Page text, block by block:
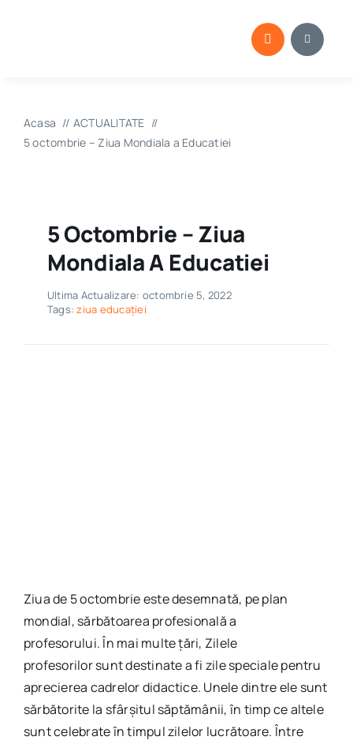
Acasa
ACTUALITATE
5 octombrie – Ziua Mondiala a Educatiei
5 Octombrie – Ziua
Mondiala A Educatiei
Ultima Actualizare: octombrie 5, 2022
Tags:ziua educației
Ziua de 5 octombrie este desemnată, pe plan
mondial, sărbătoarea profesională a
profesorului. În mai multe țări, Zilele
profesorilor sunt destinate a fi zile speciale pentru
aprecierea cadrelor didactice. Unele dintre ele sunt
sărbătorite la sfârșitul săptămânii, în timp ce altele
sunt celebrate în timpul zilelor lucrătoare. Între